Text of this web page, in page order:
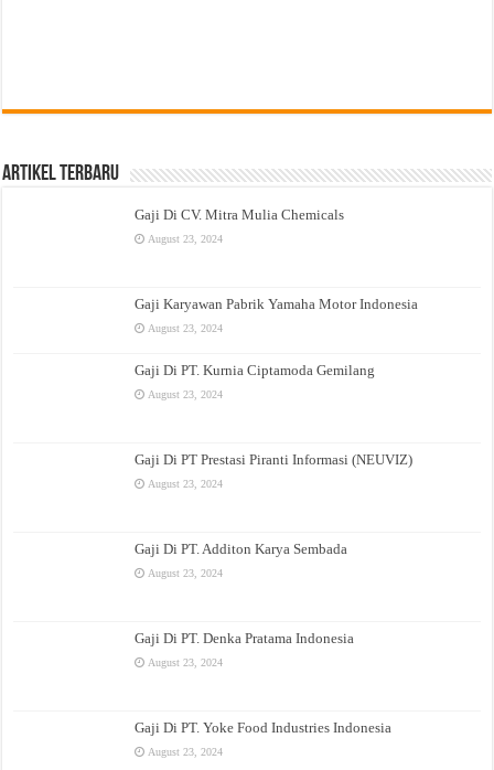
Artikel Terbaru
Gaji Di CV. Mitra Mulia Chemicals
August 23, 2024
Gaji Karyawan Pabrik Yamaha Motor Indonesia
August 23, 2024
Gaji Di PT. Kurnia Ciptamoda Gemilang
August 23, 2024
Gaji Di PT Prestasi Piranti Informasi (NEUVIZ)
August 23, 2024
Gaji Di PT. Additon Karya Sembada
August 23, 2024
Gaji Di PT. Denka Pratama Indonesia
August 23, 2024
Gaji Di PT. Yoke Food Industries Indonesia
August 23, 2024